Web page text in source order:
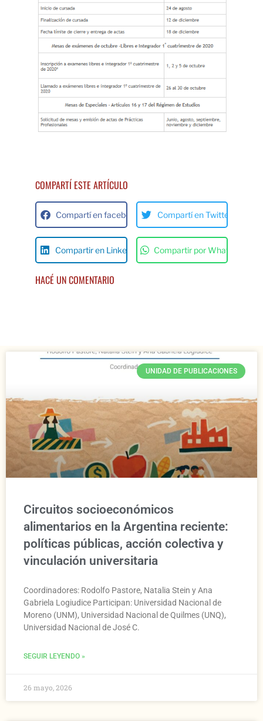
COMPARTÍ ESTE ARTÍCULO
Compartí en facebok Compartí en Twitter
Compartir en Linkedin Compartir por Whats App
HACÉ UN COMENTARIO
UNIDAD DE PUBLICACIONES
Circuitos socioeconómicos
alimentarios en la Argentina reciente:
políticas públicas, acción colectiva y
vinculación universitaria
Coordinadores: Rodolfo Pastore, Natalia Stein y Ana
Gabriela Logiudice Participan: Universidad Nacional de
Moreno (UNM), Universidad Nacional de Quilmes (UNQ),
Universidad Nacional de José C.
SEGUIR LEYENDO »
26 mayo, 2026